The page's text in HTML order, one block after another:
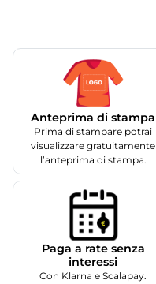
Anteprima di stampa
Prima di stampare potrai
visualizzare gratuitamente
l’anteprima di stampa.
Paga a rate senza
interessi
Con Klarna e Scalapay.